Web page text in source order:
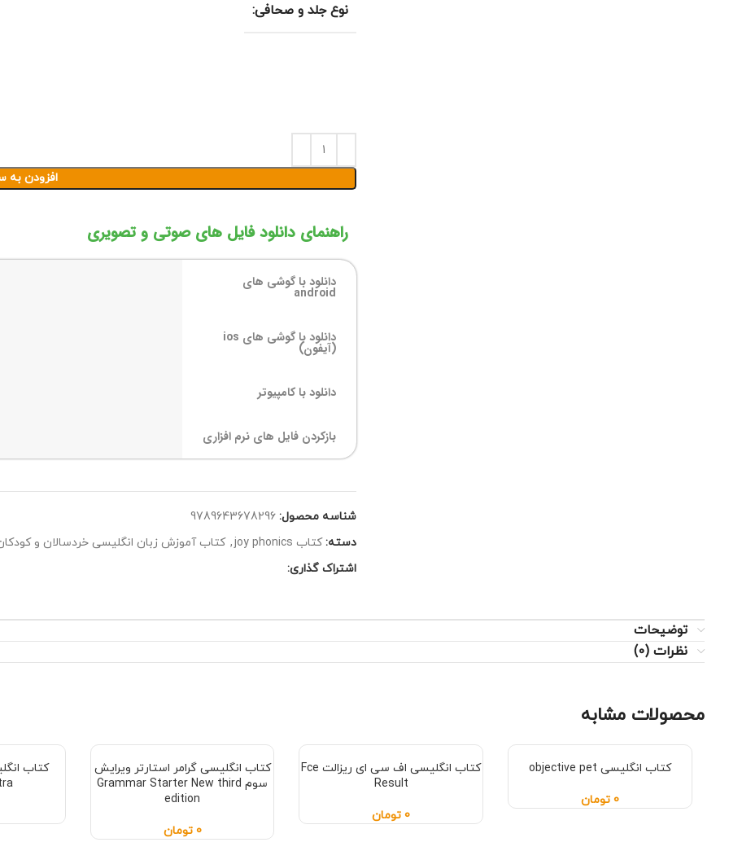
نوع جلد و صحافی:
افزودن به
راهنمای دانلود فایل های صوتی و تصویری
دانلود با گوشی های
android
دانلود با گوشی های ios
(آیفون)
دانلود با کامپیوتر
بازکردن فایل های نرم افزاری
شناسه محصول: 9789643678296
دسته: کتاب joy phonics , کتاب آموزش زبان انگلیسی خردسالان و
اشتراک گذاری:
توضیحات
نظرات (0)
محصولات مشابه
کتاب انگلیسی objective pet
0 تومان
کتاب انگلیسی اف سی ای ریزالت Fce
Result
0 تومان
کتاب انگلیسی گرامر استارتر ویرایش
سوم Grammar Starter New third
edition
0 تومان
کتاب